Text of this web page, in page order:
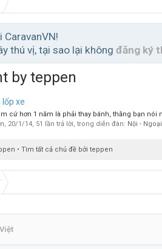
CaravanVN!
thú vị, tại sao lại không đăng ký
by teppen
lốp xe
cứ hơn 1 năm là phải thay bánh, thằng bạn
, 20/1/14, 51 lần trả lời, trong diễn đàn: Nội -
Tìm tất cả chủ đề bởi teppen